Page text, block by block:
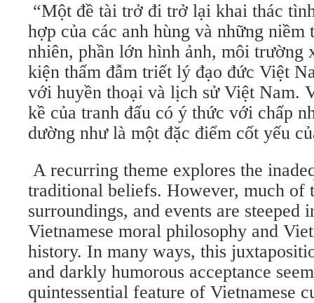
“Một đề tài trở đi trở lại khai thác
hợp của các anh hùng và những
nhiên, phần lớn hình ảnh, môi trường
kiện thấm đẫm triết lý đạo đức Việt
với huyền thoại và lịch sử Việt Nam.
kề của tranh đấu có ý thức với chấp
dường như là một đặc điểm cốt yếu
A recurring theme explores the
traditional beliefs. However, much of
surroundings, and events are steeped
Vietnamese moral philosophy and
history. In many ways, this
and darkly humorous acceptance
quintessential feature of Vietnamese